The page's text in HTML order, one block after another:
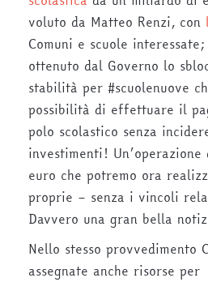
voluto da Matteo Renzi, con
Comuni e scuole interessate;
ottenuto dal Governo lo
stabilità per #scuolenuove
possibilità di effettuare il
polo scolastico senza
investimenti!
euro che potremo ora
proprie – senza i vincoli
Davvero una gran bella
Nello stesso provvedimento
assegnate anche risorse per